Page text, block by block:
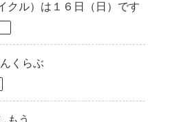
クル）は１６日（日）です
くらぶ
もう